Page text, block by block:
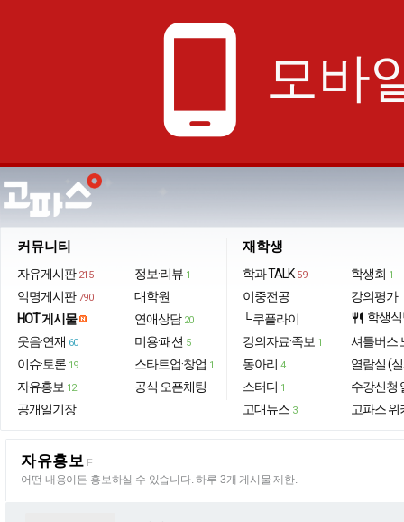
phone_android 모바
커뮤니티
자유게시판 215
익명게시판 790
HOT 게시물
웃음·연재 60
이슈·토론 19
자유홍보 12
공개일기장
정보·리뷰 1
대학원
연애상담 20
미용·패션 5
스타트업·창업 1
공식 오픈채팅
재학생
학과 TALK 59
이중전공
└ 쿠플라이
강의자료·족보 1
동아리 4
스터디 1
고대뉴스 3
학생회 1
강의평가
restaurant 학생
셔틀버스
열람실 (
수강신청
고파스 위
자유홍보 F
어떤 내용이든 홍보하실 수 있습니다. 하루 3개 게시물 제한.